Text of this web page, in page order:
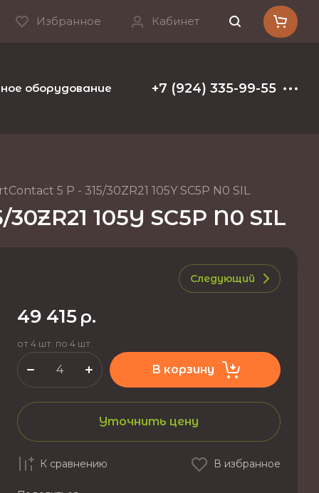
Избранное Кабинет
оборудование и расходные материалы
+7 (924) 335-99-55
5 P - 315/30ZR21 105Y SC5P N0 SIL
105Y SC5P N0 SIL
Следующий
49 415 р.
от 4 шт. по 4 шт.
В корзину
Уточнить цену
К сравнению В избранное